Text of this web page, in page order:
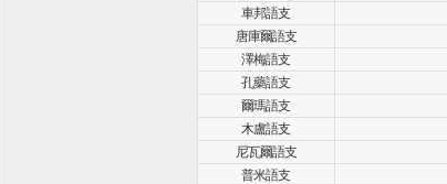
車邦語支
唐庫爾語支
澤梅語支
孔藥語支
爾瑪語支
木盧語支
尼瓦爾語支
普米語支